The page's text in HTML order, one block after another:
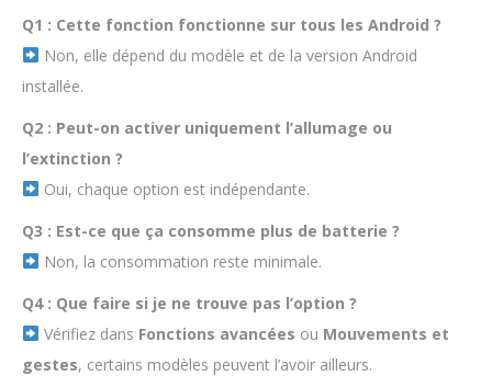
Q1 : Cette fonction fonctionne sur tous les Android ?
Non, elle dépend du modèle et de la version Android
installée.
Q2 : Peut-on activer uniquement l’allumage ou
l’extinction ?
Oui, chaque option est indépendante.
Q3 : Est-ce que ça consomme plus de batterie ?
Non, la consommation reste minimale.
Q4 : Que faire si je ne trouve pas l’option ?
Vérifiez dans Fonctions avancées ou Mouvements et
gestes, certains modèles peuvent l’avoir ailleurs.
réparation de téléphone et testez notre méthode
sans aucun engagement. Recevez
immédiatement un accès démo dans votre boîte
Votre adresse e-mail
Obtenir l’accès gratuit